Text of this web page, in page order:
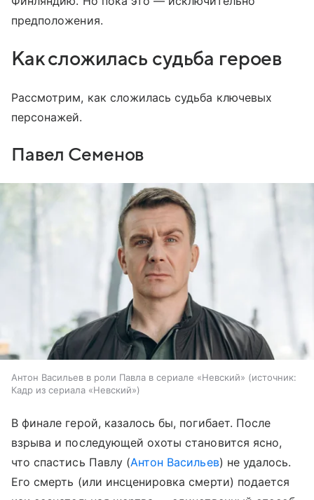
предположения.
Как сложилась судьба героев
Рассмотрим, как сложилась судьба ключевых
персонажей.
Павел Семенов
Антон Васильев в роли Павла в сериале «Невский»
источник:
Кадр из сериала «Невский»
В финале герой, казалось бы, погибает. После
взрыва и последующей охоты становится ясно,
что спастись Павлу (Антон Васильев) не удалось.
Его смерть (или инсценировка смерти) подается